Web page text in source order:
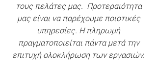
τους πελάτες μας. Προτεραιότητα
μας είναι να παρέχουμε ποιοτικές
υπηρεσίες. Η πληρωμή
πραγματοποιείται πάντα μετά την
επιτυχή ολοκλήρωση των εργασιών.